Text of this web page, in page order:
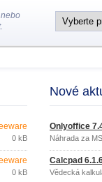
0 kB
0 kB
Nové
Onlyoffice
Náhrada za
Calcpad
Vědecká